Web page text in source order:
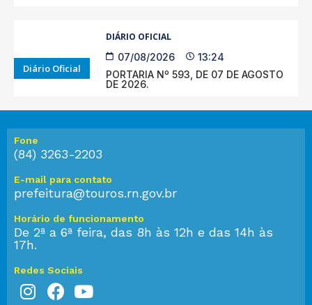
Diário Oficial
DIÁRIO OFICIAL
07/08/2026
13:24
PORTARIA Nº 593, DE 07 DE AGOSTO
DE 2026.
Fone
(84) 3263-2203
E-mail para contato
prefeitura@touros.rn.gov.br
Horário de funcionamento
De 2ª a 6ª feira, das 8h às 12h e das 14h às
17h.
Redes Sociais